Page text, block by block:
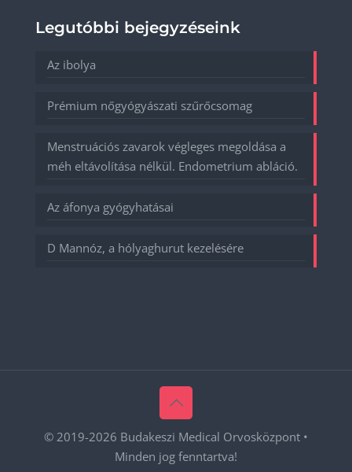
Legutóbbi bejegyzéseink
Az ibolya
Prémium nőgyógyászati szűrőcsomag
Menstruációs zavarok végleges megoldása a
méh eltávolítása nélkül. Endometrium abláció.
Az áfonya gyógyhatásai
D Mannóz, a hólyaghurut kezelésére
© 2019-2026 Budakeszi Medical Orvosközpont •
Minden jog fenntartva!